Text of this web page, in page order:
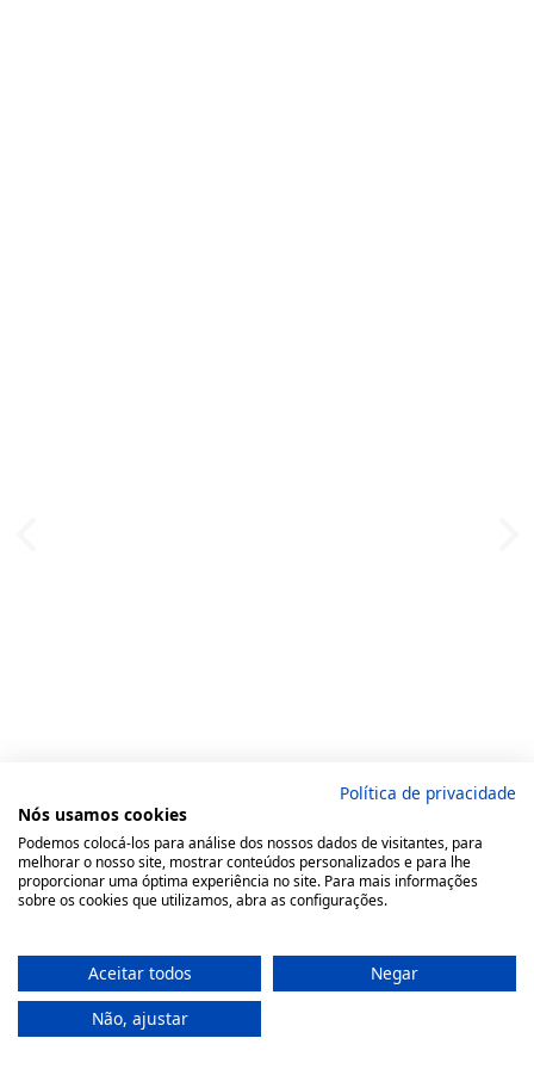
Política de privacidade
Nós usamos cookies
Podemos colocá-los para análise dos nossos dados de visitantes, para
melhorar o nosso site, mostrar conteúdos personalizados e para lhe
proporcionar uma óptima experiência no site. Para mais informações
sobre os cookies que utilizamos, abra as configurações.
Aceitar todos
Negar
Não, ajustar